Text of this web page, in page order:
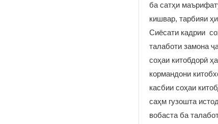
ба сатҳи
кишвар, тарбияи
Сиёсати кадрии
талаботи замона
соҳаи китобдорӣ
кормандони
касбии соҳаи
саҳм гузошта
вобаста ба